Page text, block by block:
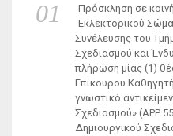
Πρόσκληση σε
Εκλεκτορικού
Συνέλευσης του
Σχεδιασμού και
πλήρωση μίας (1)
Επίκουρου
γνωστικό
Σχεδιασμού» (ΑΡΡ
Δημιουργικού